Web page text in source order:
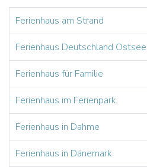
Ferienhaus am Strand
Ferienhaus Deutschland Ostsee
Ferienhaus für Familie
Ferienhaus im Ferienpark
Ferienhaus in Dahme
Ferienhaus in Dänemark